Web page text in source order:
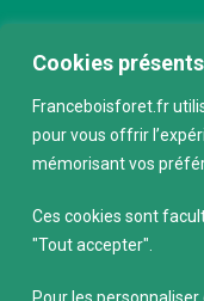
Cookies
Franceboisforet.fr
pour vous offrir
mémorisant vos
Ces cookies sont
"Tout accepter".